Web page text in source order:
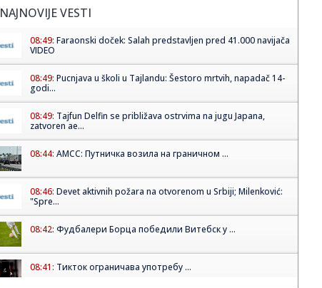
NAJNOVIJE VESTI
08:49: Faraonski doček: Salah predstavljen pred 41.000 navijača
VIDEO
08:49: Pucnjava u školi u Tajlandu: Šestoro mrtvih, napadač 14-
godi...
08:49: Tajfun Delfin se približava ostrvima na jugu Japana,
zatvoren ae...
08:44: АМСС: Путничка возила на граничном ...
08:46: Devet aktivnih požara na otvorenom u Srbiji; Milenković:
"Spre...
08:42: Фудбалери Борца победили Витебск у ...
08:41: Тикток ограничава употребу ...